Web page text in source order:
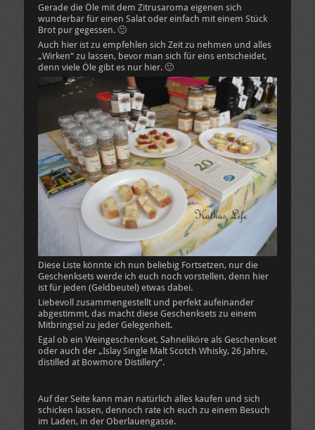
Gerade die Öle mit dem Zitrusaroma eigenen sich
wunderbar für einen Salat oder einfach mit einem Stück
Brot pur gegessen. 🙂
Auch hier ist zu empfehlen sich Zeit zu nehmen und alles
„Wirken“ zu lassen, bevor man sich für eins entscheidet,
denn viele Öle gibt es nur hier. 🙂
Diese Liste könnte ich nun beliebig Fortsetzen, nur die
Geschenksets werde ich euch noch vorstellen, denn hier
ist für jeden (Geldbeutel) etwas dabei.
Liebevoll zusammengestellt und perfekt aufeinander
abgestimmt, das macht diese Geschenksets zu einem
Mitbringsel zu jeder Gelegenheit.
Egal ob ein Weingeschenkset, Sahneliköre als Geschenkset
oder auch der „Islay Single Malt Scotch Whisky, 26 Jahre,
distilled at Bowmore Distillery“.
Auf der Seite kann man natürlich alles kaufen und sich
schicken lassen, dennoch rate ich euch zu einem Besuch
im Laden, in der Oberlauengasse.